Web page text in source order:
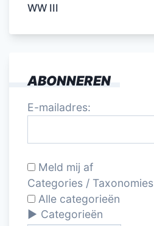
WW III
ABONNEREN
E-mailadres:
Meld mij af
Categories / Taxonomies
Alle categorieën
Categorieën